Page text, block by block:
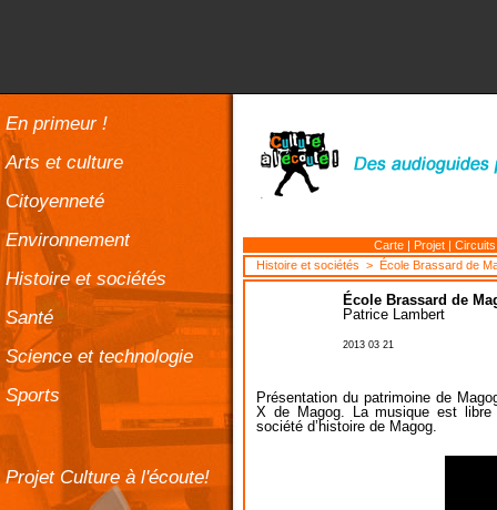
En primeur !
Arts et culture
Citoyenneté
Environnement
Histoire et sociétés
Santé
Science et technologie
Sports
Projet Culture à l'écoute!
Carte | Projet |
Histoire et sociétés > École Brassard de
École Brassard de
Patrice Lambert
2013 03 21
Présentation du patrimoine de
X de Magog. La musique est
société d’histoire de Magog.